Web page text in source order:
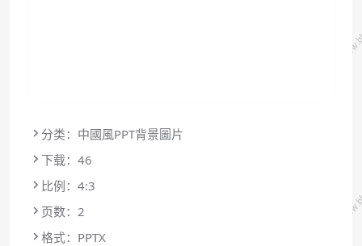
分类：中國風PPT背景圖片
下载：46
比例：4:3
页数：2
格式：PPTX